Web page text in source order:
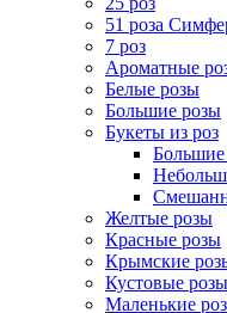
51 роза
7 роз
Ароматные
Белые розы
Большие розы
Букеты из роз
Большие
Желтые розы
Красные розы
Крымские
Кустовые розы
Маленькие